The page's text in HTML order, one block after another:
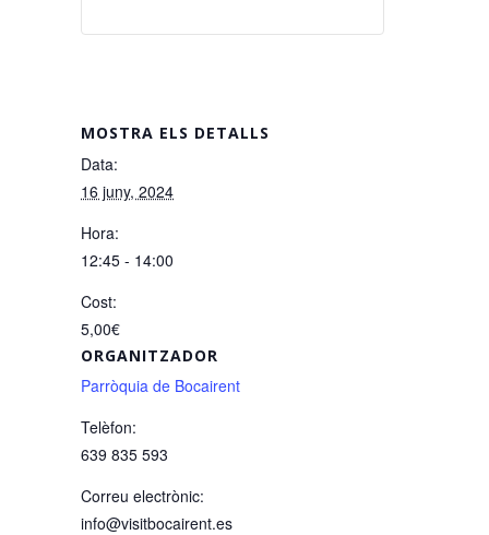
MOSTRA ELS DETALLS
Data:
16 juny, 2024
Hora:
12:45 - 14:00
Cost:
5,00€
ORGANITZADOR
Parròquia de Bocairent
Telèfon:
639 835 593
Correu electrònic:
info@visitbocairent.es